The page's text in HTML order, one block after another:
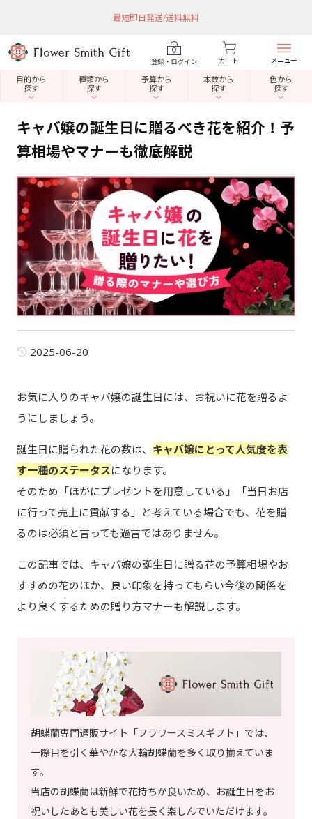
最短即日発送/送料無料
登録・ログイン カート メニュー
目的から
探す
種類から
探す
予算から
探す
本数から
探す
色から
探す
キャバ嬢の誕生日に贈るべき花を紹介！予
算相場やマナーも徹底解説
2025-06-20
お気に入りのキャバ嬢の誕生日には、お祝いに花を贈るよ
うにしましょう。
誕生日に贈られた花の数は、 キャバ嬢にとって人気度を表
す一種のステータスになります。
そのため「ほかにプレゼントを用意している」「当日お店
に行って売上に貢献する」と考えている場合でも、花を贈
るのは必須と言っても過言ではありません。
この記事では、キャバ嬢の誕生日に贈る花の予算相場やお
すすめの花のほか、良い印象を持ってもらい今後の関係を
より良くするための贈り方マナーも解説します。
胡蝶蘭専門通販サイト「フラワースミスギフト」では、
一際目を引く華やかな大輪胡蝶蘭を多く取り揃えていま
す。
当店の胡蝶蘭は新鮮で花持ちが良いため、お誕生日をお
祝いしたあとも美しい花を長く楽しんでいただけます。